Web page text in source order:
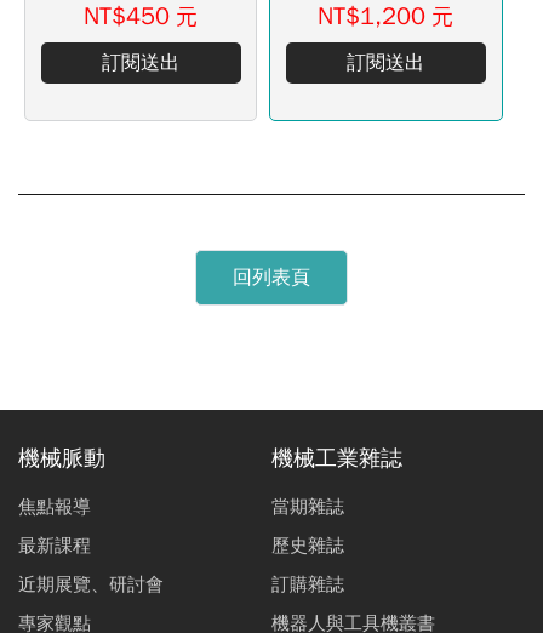
NT$450 元
訂閱送出
NT$1,200 元
訂閱送出
回列表頁
機械脈動
焦點報導
最新課程
近期展覽、研討會
專家觀點
機械工業雜誌
當期雜誌
歷史雜誌
訂購雜誌
機器人與工具機叢書